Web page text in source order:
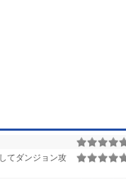
てダンジョン攻